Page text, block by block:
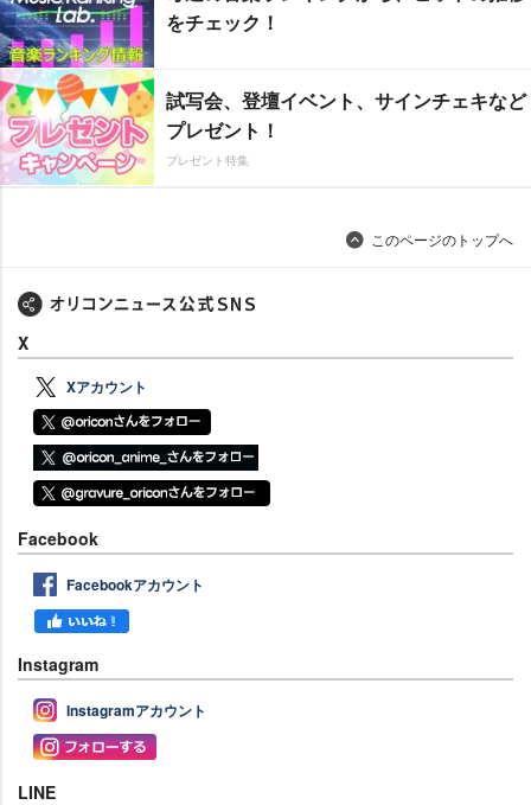
をチェック！
試写会、登壇イベント、サインチェキなど
プレゼント！
プレゼント特集
このページのトップへ
X
Xアカウント
Facebook
Facebookアカウント
Instagram
Instagramアカウント
LINE